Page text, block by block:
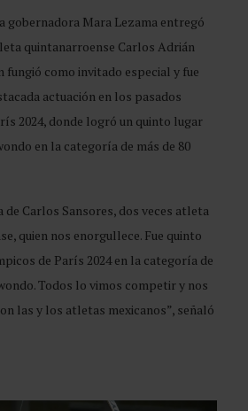
Mara Lezama entregó
quintanarroense Carlos Adrián
fungió como invitado especial y fue
actuación en los pasados
2024, donde logró un quinto lugar
en la categoría de más de 80
de Carlos Sansores, dos veces atleta
quien nos enorgullece. Fue quinto
de París 2024 en la categoría de
Todos lo vimos competir y nos
las y los atletas mexicanos”, señaló